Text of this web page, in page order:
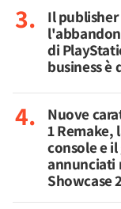
Il publisher
di
business è
Nuove
1 Remake,
console e
annunciati
Showcase